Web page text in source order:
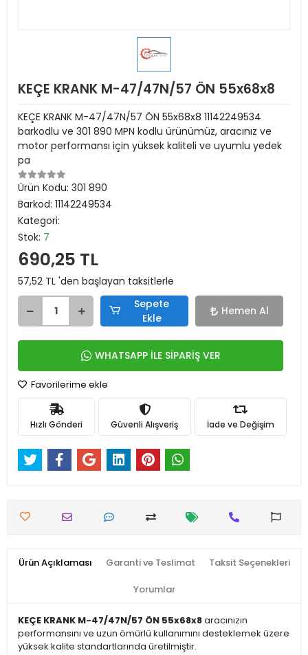
KEÇE KRANK M-47/47N/57 ÖN 55x68x8
KEÇE KRANK M-47/47N/57 ÖN 55x68x8 11142249534
barkodlu ve 301 890 MPN kodlu ürünümüz, aracınız ve
motor performansı için yüksek kaliteli ve uyumlu yedek
pa
Ürün Kodu: 301 890
Barkod: 11142249534
Kategori:
Stok: 7
690,25 TL
57,52 TL 'den başlayan taksitlerle
Sepete
Ekle
Hemen Al
WHATSAPP İLE SİPARİŞ VER
Favorilerime ekle
Hızlı Gönderi Güvenli Alışveriş İade ve Değişim
Ürün Açıklaması Garanti ve Teslimat Taksit Seçenekleri
Yorumlar
KEÇE KRANK M-47/47N/57 ÖN 55x68x8aracınızın
performansını ve uzun ömürlü kullanımını desteklemek üzere
yüksek kalite standartlarında üretilmiştir.